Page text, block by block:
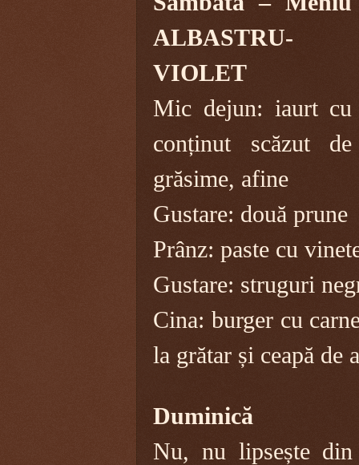
ALBASTRU-
VIOLET
Mic dejun: iaurt cu
conținut scăzut de
grăsime, afine
Gustare: două prune
Prânz: paste cu
Gustare: struguri
Cina: burger cu
la grătar și ceapă de
Duminică
Nu, nu lipsește